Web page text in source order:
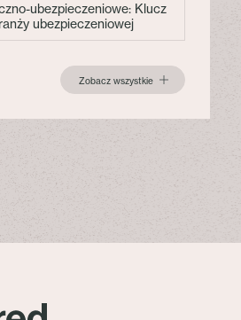
ubezpieczeniowe: Klucz
ubezpieczeniowej
Zobacz wszystkie